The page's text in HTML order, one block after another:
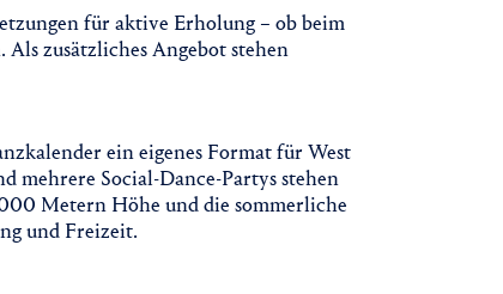
für aktive Erholung – ob beim
zusätzliches Angebot stehen
ein eigenes Format für West
mehrere Social-Dance-Partys stehen
Metern Höhe und die sommerliche
und Freizeit.